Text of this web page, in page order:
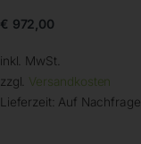
€ 972,00
inkl. MwSt.
zzgl. Versandkosten
Lieferzeit: Auf Nachfrage